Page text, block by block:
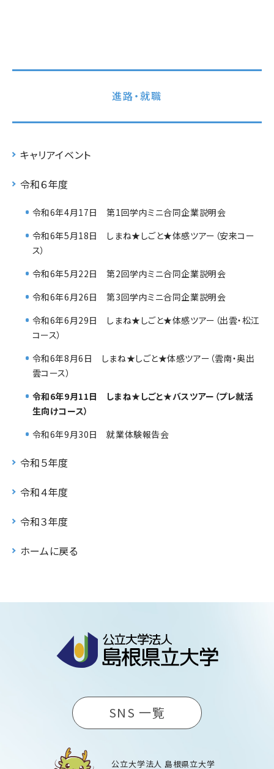
進路・就職
キャリアイベント
令和６年度
令和6年4月17日 第1回学内ミニ合同企業説明会
令和6年5月18日 しまね★しごと★体感ツアー（安来コー
ス）
令和6年5月22日 第2回学内ミニ合同企業説明会
令和6年6月26日 第3回学内ミニ合同企業説明会
令和6年6月29日 しまね★しごと★体感ツアー（出雲・松江
コース）
令和6年8月6日 しまね★しごと★体感ツアー（雲南・奥出
雲コース）
令和6年9月11日 しまね★しごと★バスツアー（プレ就活
生向けコース）
令和6年9月30日 就業体験報告会
令和５年度
令和４年度
令和３年度
ホームに戻る
SNS 一覧
公立大学法人 島根県立大学